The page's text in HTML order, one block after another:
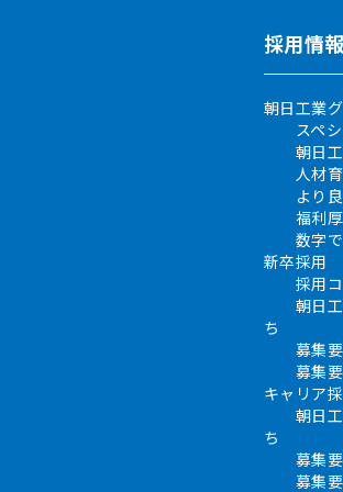
採用情報
朝日工業
スペシ
朝日工
人材育
より良
福利厚
数字で
新卒採用
採用コ
朝日工
ち
募集要
募集要
キャリア
朝日工
ち
募集要
募集要